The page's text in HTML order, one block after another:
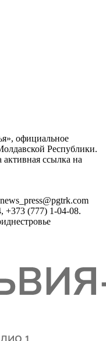
официальное
Республики.
ссылка на
+373 (777) 1-04-08.